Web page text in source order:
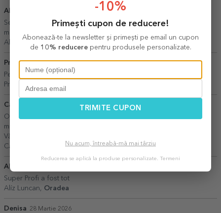
Alexandra
Servicii ireproșabile. Am avut multe comenzi si produsele au fost
mereu ca pe site. Recomand cu mare drag!
Alexandra,
Preo
Pentru a face cadou personalizat e ok
Preo,
Sighetu Marmației
Carmen Gendelon 20 Iulie 2026
O experiență foarte plăcută! Comanda a fost realizată exact cum
mi-am dorit, iar livrarea a fost surprinzător de rapidă – a doua zi.
Vă mulțumesc!
Carmen Gendelon,Arad
Alíz Luncan
Super Profi a fost tot
Alíz Luncan, Oradea
Denisa 28 Martie 2026
-10%
Primești cupon de reducere!
Abonează-te la newsletter și primești pe email un cupon
de 10% reducerepentru produsele personalizate.
TRIMITE CUPON
Nu acum, întreabă-mă mai târziu
Reducerea se aplică la produse personalizate. Termeni